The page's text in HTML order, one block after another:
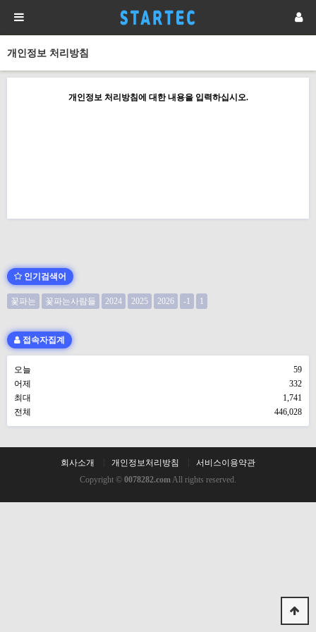
개인정보 처리방침
개인정보 처리방침에 대한 내용을 입력하십시오.
인기검색어
꽃파는 꽃파는사람들 2024 2025 2026 -1 1
접속자집계
오늘
59
어제
332
최대
1,741
전체
446,028
회사소개 개인정보처리방침
서비스이용약관
Copyright © 0078282.comAll rights reserved.